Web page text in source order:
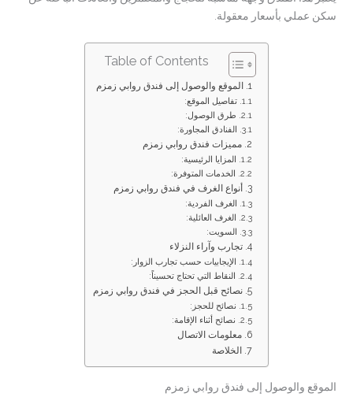
سكن عملي بأسعار معقولة.
Table of Contents
الموقع والوصول إلى فندق روابي زمزم
تفاصيل الموقع:
طرق الوصول:
الفنادق المجاورة:
مميزات فندق روابي زمزم
المزايا الرئيسية:
الخدمات المتوفرة:
أنواع الغرف في فندق روابي زمزم
الغرف الفردية:
الغرف العائلية:
السويت:
تجارب وآراء النزلاء
الإيجابيات حسب تجارب الزوار:
النقاط التي تحتاج تحسيناً:
نصائح قبل الحجز في فندق روابي زمزم
نصائح للحجز:
نصائح أثناء الإقامة:
معلومات الاتصال
الخلاصة
الموقع والوصول إلى فندق روابي زمزم